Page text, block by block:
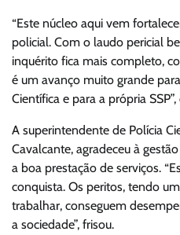
“Este núcleo aqui vem
policial. Com o laudo pericial
inquérito fica mais completo,
é um avanço muito grande
Científica e para a própria
A superintendente de Polícia
Cavalcante, agradeceu à
a boa prestação de serviços.
conquista. Os peritos, tendo
trabalhar, conseguem
a sociedade”, frisou.